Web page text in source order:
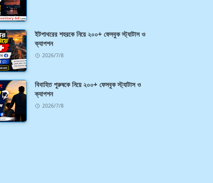
ইটপাথরের শহরকে নিয়ে ২০০+ ফেসবুক স্ট্যাটাস ও
ক্যাপশন
2026/7/8
বিবাহিত পুরুষকে নিয়ে ২০০+ ফেসবুক স্ট্যাটাস ও
ক্যাপশন
2026/7/8